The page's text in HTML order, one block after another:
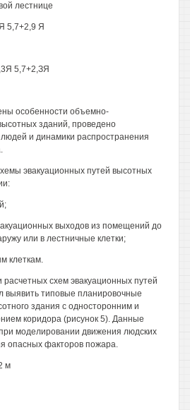
лестнице
5,7+2,9 Я
5,7+2,ЗЯ
особенности объемно-
зданий, проведено
и динамики распространения
эвакуационных путей высотных
выходов из помещений до
или в лестничные клетки;
клеткам.
расчетных схем эвакуационных путей
выявить типовые планировочные
здания с односторонним и
коридора (рисунок 5). Данные
моделировании движения людских
опасных факторов пожара.
м